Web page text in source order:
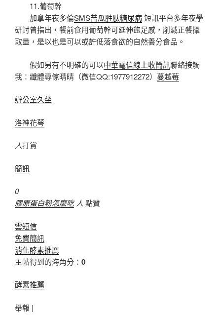
11.葡萄幹
加拿年夜多倫SMS苦瓜胜肽糖尿病短訊平台多年夜學
研討曾指出，餐前食用葡萄幹可延伸飽足感，削減正餐攝
取量，是以也是可以或許低落食欲的自然養分食品。
假如另有不明確的可以中華電信線上收簡訊聯絡接觸
我：纖體專傢晴晴（微信QQ:1977912272） 蔓越莓
辦公室久坐
洛神花萼
人打賞
簡訊
0
膠原蛋白粉怎麼吃人 點贊
雲短信
免費簡訊
消化酵素推薦
主帖得到的海角分： 0
酵素推薦
舉報 |